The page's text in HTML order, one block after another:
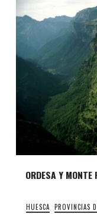
ORDESA Y
HUESCA PROVINCIAS